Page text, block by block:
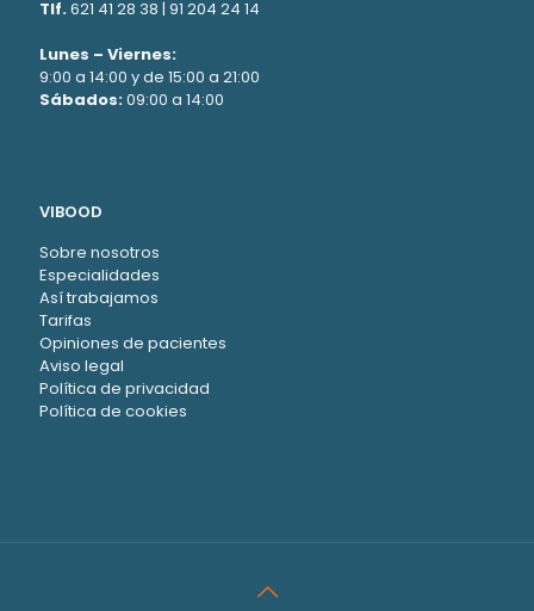
Tlf.621 41 28 38 | 91 204 24 14
Lunes – Viernes:
9:00 a 14:00 y de 15:00 a 21:00
Sábados:09:00 a 14:00
VIBOOD
Sobre nosotros
Especialidades
Así trabajamos
Tarifas
Opiniones de pacientes
Aviso legal
Política de privacidad
Política de cookies